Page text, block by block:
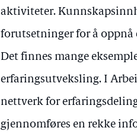
aktiviteter.
forutsetninger for å oppnå
Det finnes mange
erfaringsutveksling. I
nettverk for
gjennomføres en rekke